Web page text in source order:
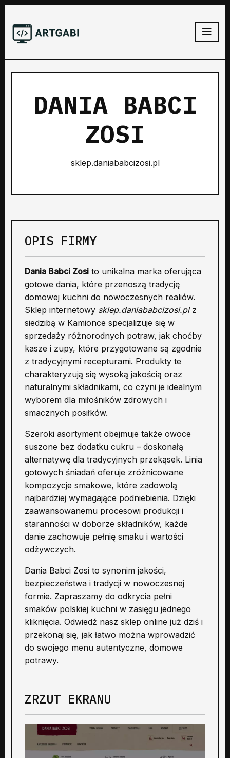
DANIA BABCI
ZOSI
sklep.daniababcizosi.pl
OPIS FIRMY
Dania Babci Zosi to unikalna marka oferująca
gotowe dania, które przenoszą tradycję
domowej kuchni do nowoczesnych realiów.
Sklep internetowy sklep.daniababcizosi.plz
siedzibą w Kamionce specjalizuje się w
sprzedaży różnorodnych potraw, jak choćby
kasze i zupy, które przygotowane są zgodnie
z tradycyjnymi recepturami. Produkty te
charakteryzują się wysoką jakością oraz
naturalnymi składnikami, co czyni je idealnym
wyborem dla miłośników zdrowych i
smacznych posiłków.
Szeroki asortyment obejmuje także owoce
suszone bez dodatku cukru – doskonałą
alternatywę dla tradycyjnych przekąsek. Linia
gotowych śniadań oferuje zróżnicowane
kompozycje smakowe, które zadowolą
najbardziej wymagające podniebienia. Dzięki
zaawansowanemu procesowi produkcji i
staranności w doborze składników, każde
danie zachowuje pełnię smaku i wartości
odżywczych.
Dania Babci Zosi to synonim jakości,
bezpieczeństwa i tradycji w nowoczesnej
formie. Zapraszamy do odkrycia pełni
smaków polskiej kuchni w zasięgu jednego
kliknięcia. Odwiedź nasz sklep online już dziś i
przekonaj się, jak łatwo można wprowadzić
do swojego menu autentyczne, domowe
potrawy.
ZRZUT EKRANU